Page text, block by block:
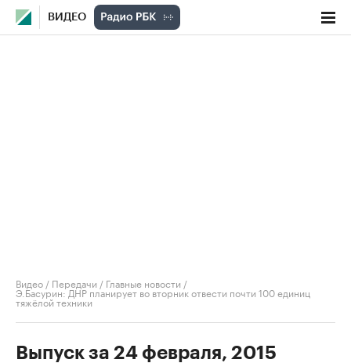
ВИДЕО
Видео / Передачи / Главные новости /
Э.Басурин: ДНР планирует во вторник отвести почти 100 единиц
тяжёлой техники
Выпуск за 24 февраля, 2015